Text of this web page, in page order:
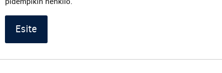
Esite